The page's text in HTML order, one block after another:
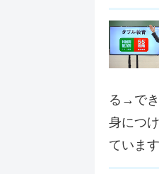
る→で
身につ
ています